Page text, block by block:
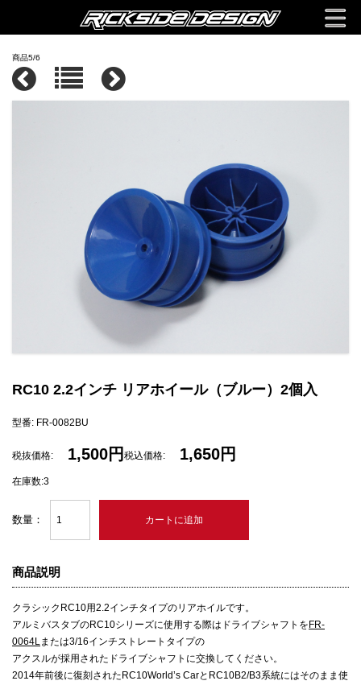
商品5/6
RC10 2.2インチ リアホイール（ブルー）2個入
型番: FR-0082BU
税抜価格: 1,500円 税込価格: 1,650円
在庫数:3
数量：
商品説明
クラシックRC10用2.2インチタイプのリアホイルです。
アルミバスタブのRC10シリーズに使用する際はドライブシャフトをFR-
0064L または3/16インチストレートタイプの
アクスルが採用されたドライブシャフトに交換してください。
2014年前後に復刻されたRC10World’s CarとRC10B2/B3系統にはそのまま使